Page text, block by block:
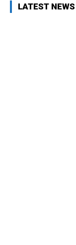
LATEST NEWS